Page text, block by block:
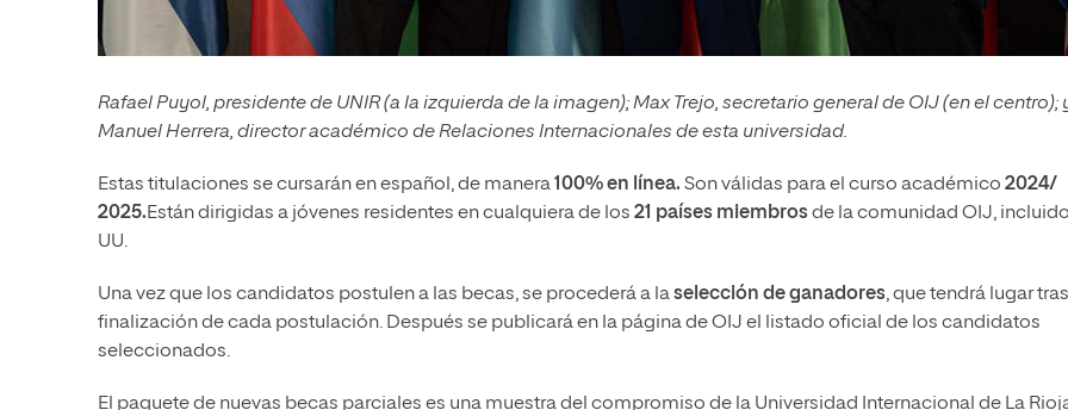
Rafael Puyol, presidente de UNIR (a la izquierda de la imagen); Max Trejo, secretario general de OIJ (en el centro);
Manuel Herrera, director académico de Relaciones Internacionales de esta universidad.
Estas titulaciones se cursarán en español, de manera100% en línea. Son válidas para el curso académico 2024/
2025.Están dirigidas a jóvenes residentes en cualquiera de los 21 países miembrosde la comunidad OIJ, incluido
UU.
Una vez que los candidatos postulen a las becas, se procederá a laselección de ganadores, que tendrá lugar
finalización de cada postulación. Después se publicará en la página de OIJ el listado oficial de los candidatos
seleccionados.
El paquete de nuevas becas parciales es una muestra del compromiso de la Universidad Internacional de La